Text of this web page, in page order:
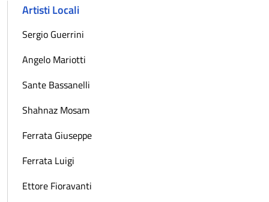
Artisti Locali
Sergio Guerrini
Angelo Mariotti
Sante Bassanelli
Shahnaz Mosam
Ferrata Giuseppe
Ferrata Luigi
Ettore Fioravanti